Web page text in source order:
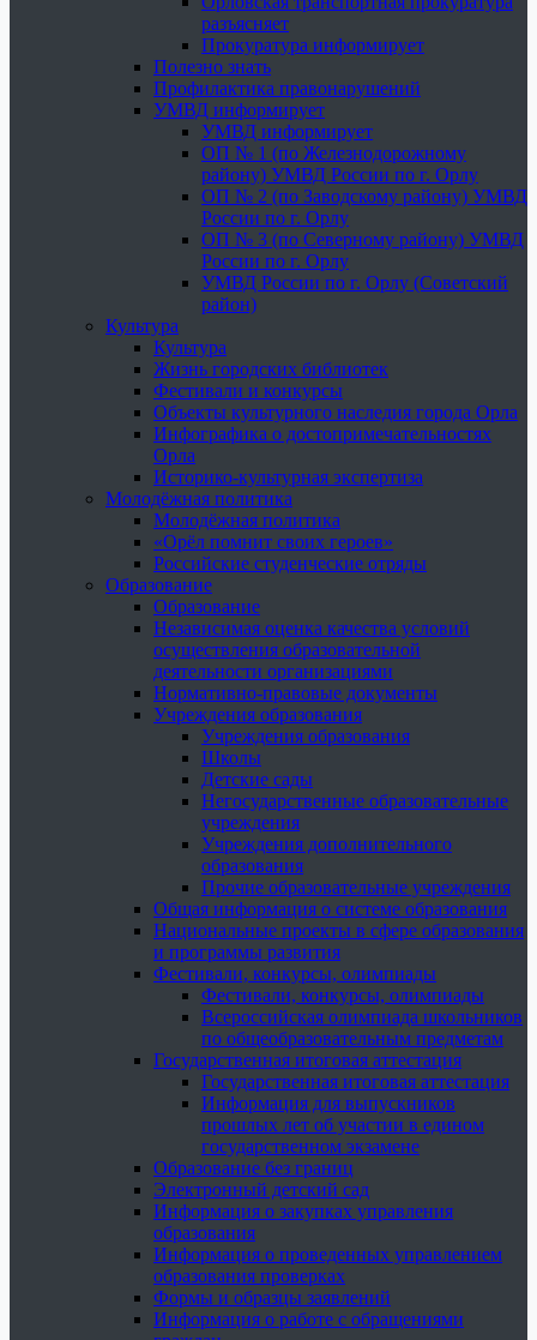
разъясняет
Прокуратура информирует
Полезно знать
Профилактика правонарушений
УМВД информирует
УМВД информирует
ОП № 1 (по Железнодорожному
району) УМВД России по г. Орлу
ОП № 2 (по Заводскому району) УМВД
России по г. Орлу
ОП № 3 (по Северному району) УМВД
России по г. Орлу
УМВД России по г. Орлу (Советский
район)
Культура
Культура
Жизнь городских библиотек
Фестивали и конкурсы
Объекты культурного наследия города Орла
Инфографика о достопримечательностях
Орла
Историко-культурная экспертиза
Молодёжная политика
Молодёжная политика
«Орёл помнит своих героев»
Российские студенческие отряды
Образование
Образование
Независимая оценка качества условий
осуществления образовательной
деятельности организациями
Нормативно-правовые документы
Учреждения образования
Учреждения образования
Школы
Детские сады
Негосударственные образовательные
учреждения
Учреждения дополнительного
образования
Прочие образовательные учреждения
Общая информация о системе образования
Национальные проекты в сфере образования
и программы развития
Фестивали, конкурсы, олимпиады
Фестивали, конкурсы, олимпиады
Всероссийская олимпиада школьников
по общеобразовательным предметам
Государственная итоговая аттестация
Государственная итоговая аттестация
Информация для выпускников
прошлых лет об участии в едином
государственном экзамене
Образование без границ
Электронный детский сад
Информация о закупках управления
образования
Информация о проведенных управлением
образования проверках
Формы и образцы заявлений
Информация о работе с обращениями